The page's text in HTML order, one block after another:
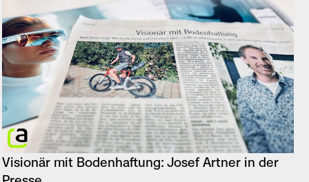
Visionär mit Bodenhaftung: Josef Artner in der